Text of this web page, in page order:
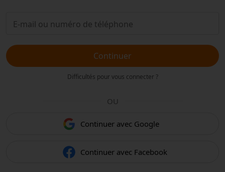
Continuer
Difficultés pour vous connecter ?
OU
Continuer avec Google
Continuer avec Facebook